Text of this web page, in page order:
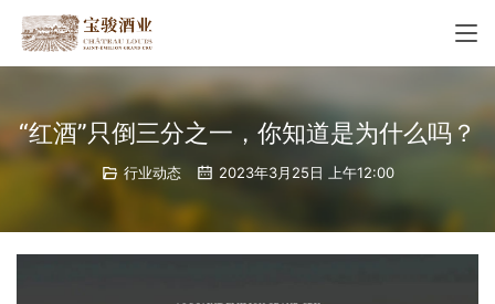
“红酒”只倒三分之一，你知道是为什么吗？
行业动态 2023年3月25日 上午12:00